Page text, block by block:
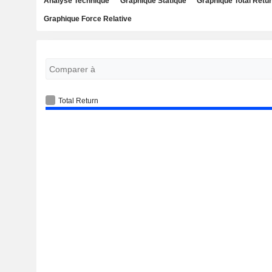
Graphique Force Relative
Total Return